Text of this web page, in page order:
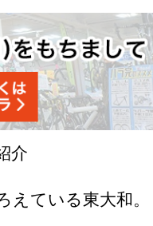
介
ている東大和。